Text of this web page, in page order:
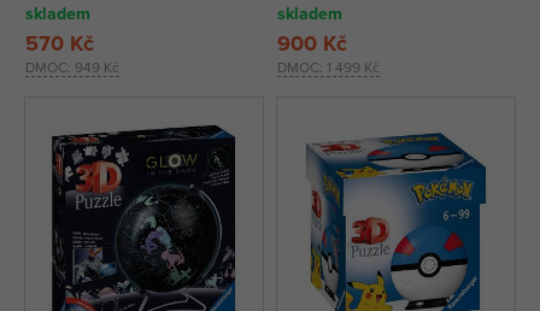
skladem
DMOC: 949 Kč
570 Kč
skladem
DMOC: 1 499 Kč
900 Kč